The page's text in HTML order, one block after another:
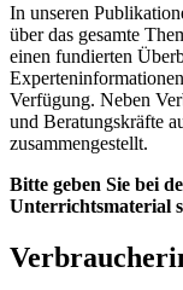
In unseren
über das gesamte
einen fundierten
Verfügung. Neben
und Beratungskräfte
zusammengestellt.
Bitte geben Sie bei
Unterrichtsmaterial